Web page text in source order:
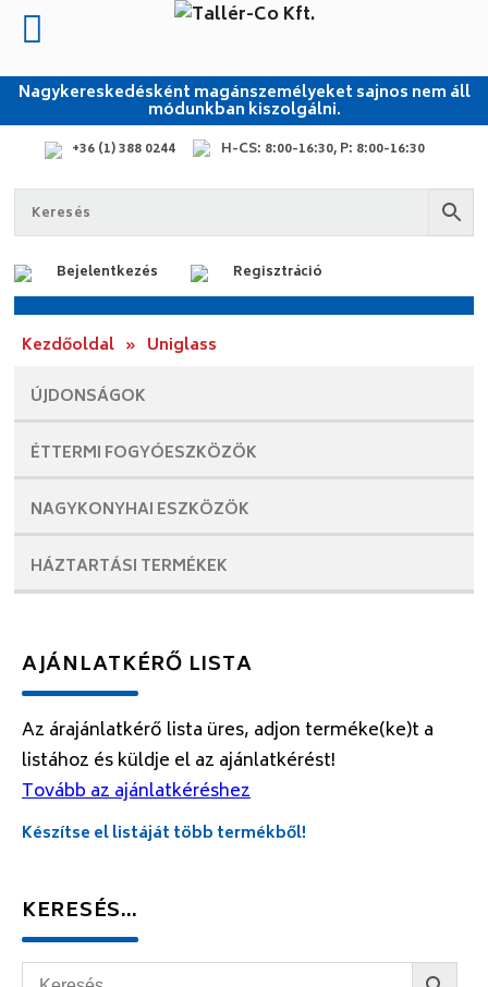
Nagykereskedésként magánszemélyeket sajnos nem áll
módunkban kiszolgálni.
+36 (1) 388 0244 H-CS: 8:00-16:30, P: 8:00-16:30
Bejelentkezés Regisztráció
Kezdőoldal » Uniglass
ÚJDONSÁGOK
ÉTTERMI FOGYÓESZKÖZÖK
NAGYKONYHAI ESZKÖZÖK
HÁZTARTÁSI TERMÉKEK
AJÁNLATKÉRŐ LISTA
Az árajánlatkérő lista üres, adjon terméke(ke)t a
listához és küldje el az ajánlatkérést!
Tovább az ajánlatkéréshez
Készítse el listáját több termékből!
KERESÉS…